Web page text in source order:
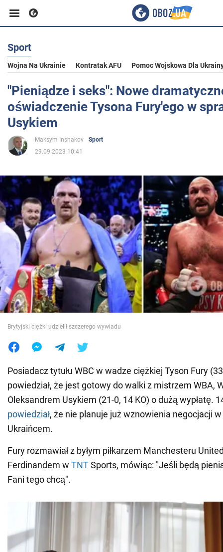
Biznes
Sport
Rozrywka
Życie
Polityka
Społeczeństwo
Wojna na Ukrainie
Świat
Jedzenie
Sport
Wojna Na Ukrainie Kontratak AFU Pomoc Wojskowa Dla
"Pieniądze i seks": Nowe
oświadczenie Tysona Fury'ego w
Usykiem
Maksym Inshakov
Sport
29.09.2023 10:41
Brytyjski ciężki udzielił szczerego wywiadu
Posiadacz tytułu WBC w wadze ciężkiej Tyson Fury
powiedział, że jest gotowy do walki z mistrzem WBA,
Oleksandrem Usykiem (21-0, 14 KO) o dużą wypłatę.
powiedział, że nie planuje już wznowienia negocjacji
Ukraińcem.
Fury rozmawiał z byłym piłkarzem Manchesteru
Ferdinandem w TNTSports, mówiąc: "Jeśli będą
Fani tego chcą".